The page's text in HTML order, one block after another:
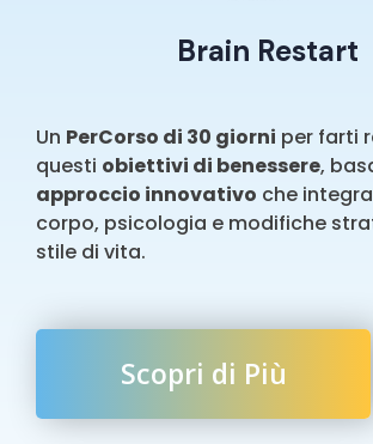
Brain Restart
Un PerCorso di 30 giorni per farti
questi obiettivi di benessere,
approccio innovativo che
corpo, psicologia e modifiche
stile di vita.
Scopri di Più